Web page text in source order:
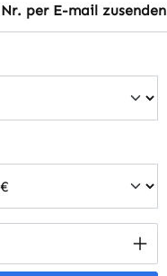
per E-mail